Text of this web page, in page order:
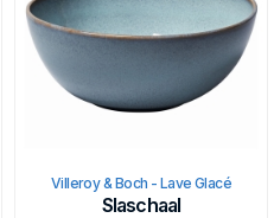
Villeroy & Boch - Lave Glacé
Slaschaal